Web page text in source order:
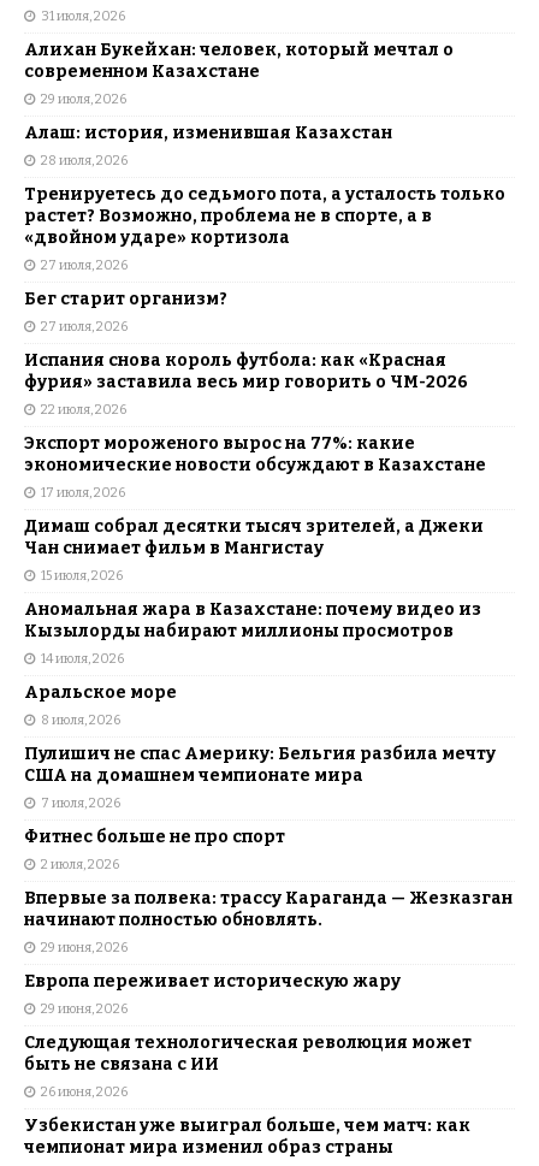
31 июля, 2026
Алихан Букейхан: человек, который мечтал о
современном Казахстане
29 июля, 2026
Алаш: история, изменившая Казахстан
28 июля, 2026
Тренируетесь до седьмого пота, а усталость только
растет? Возможно, проблема не в спорте, а в
«двойном ударе» кортизола
27 июля, 2026
Бег старит организм?
27 июля, 2026
Испания снова король футбола: как «Красная
фурия» заставила весь мир говорить о ЧМ-2026
22 июля, 2026
Экспорт мороженого вырос на 77%: какие
экономические новости обсуждают в Казахстане
17 июля, 2026
Димаш собрал десятки тысяч зрителей, а Джеки
Чан снимает фильм в Мангистау
15 июля, 2026
Аномальная жара в Казахстане: почему видео из
Кызылорды набирают миллионы просмотров
14 июля, 2026
Аральское море
8 июля, 2026
Пулишич не спас Америку: Бельгия разбила мечту
США на домашнем чемпионате мира
7 июля, 2026
Фитнес больше не про спорт
2 июля, 2026
Впервые за полвека: трассу Караганда — Жезказган
начинают полностью обновлять.
29 июня, 2026
Европа переживает историческую жару
29 июня, 2026
Следующая технологическая революция может
быть не связана с ИИ
26 июня, 2026
Узбекистан уже выиграл больше, чем матч: как
чемпионат мира изменил образ страны